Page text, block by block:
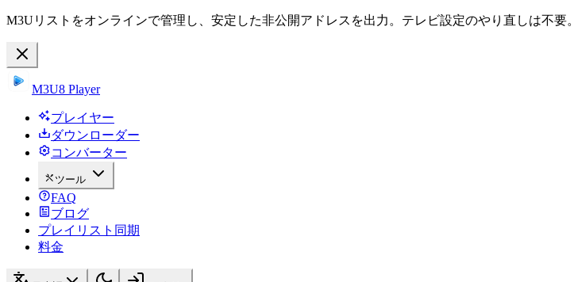
M3Uリストをオンラインで管理し、安定した非公開アドレスを出力。テレビ設定のやり直しは不要。
M3U8 Player
プレイヤー
ダウンローダー
コンバーター
ツール
FAQ
ブログ
プレイリスト同期
料金